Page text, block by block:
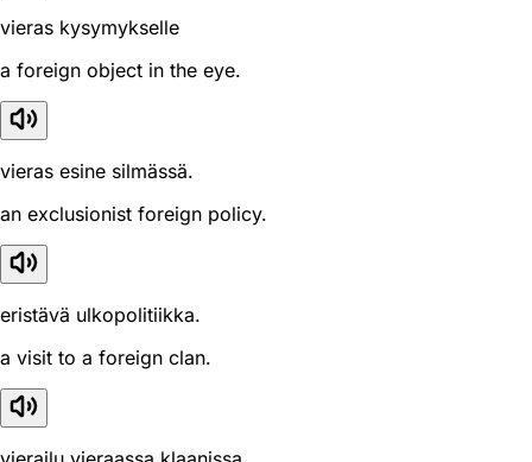
vieras kysymykselle
a foreign object in the eye.
vieras esine silmässä.
an exclusionist foreign policy.
eristävä ulkopolitiikka.
a visit to a foreign clan.